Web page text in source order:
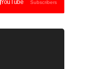
YouTube Subscribers